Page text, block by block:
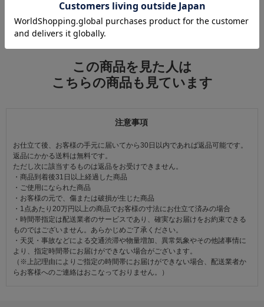
すべてのコーディネートを見る
この商品を見た人は
こちらの商品も見ています
注意事項
お仕立て後、お客様の手元に届いてから30日以内であれば返品可能です。
返品にかかる送料は無料です。
ただし次に該当するものは返品をお受けできません。
・商品到着後31日以上経過した商品
・ご使用になられた商品
・お客様の元で、傷または破損が生じた商品
・1点あたり20万円以上の商品でお客様の寸法にお仕立て済みの場合
・時間帯指定は配送業者のサービスであり、確実なお届けをお約束できる
ものではございません。あらかじめご了承ください。
・天災・事故などによる交通渋滞や物量増加、異常気象やその他諸事情に
より、指定時間帯にお届けができない場合がございます。
（※上記理由によりご指定の時間帯にお届けができない場合、配送業者か
らお客様へのご連絡はおこなっておりません。）